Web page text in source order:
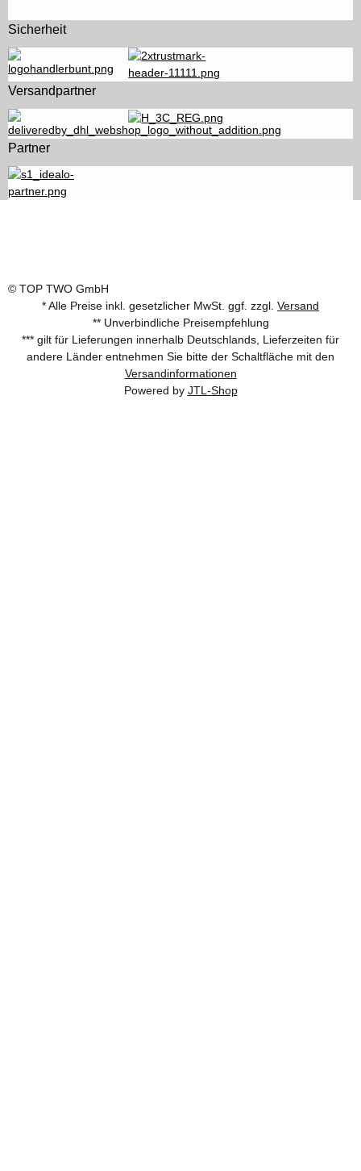
Sicherheit
Versandpartner
Partner
© TOP TWO GmbH
* Alle Preise inkl. gesetzlicher MwSt. ggf. zzgl. Versand
** Unverbindliche Preisempfehlung
*** gilt für Lieferungen innerhalb Deutschlands, Lieferzeiten für
andere Länder entnehmen Sie bitte der Schaltfläche mit den
Versandinformationen
Powered by JTL-Shop